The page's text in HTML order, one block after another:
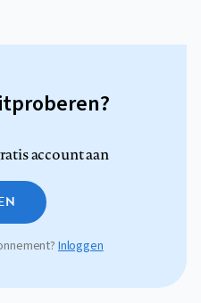
account aan
Inloggen